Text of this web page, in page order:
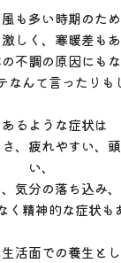
も多い時期のため
しく、寒暖差もあ
不調の原因にもな
なんて言ったりも
るような症状は
、疲れやすい、
い、
気分の落ち込み、
精神的な症状も
活面での養生と